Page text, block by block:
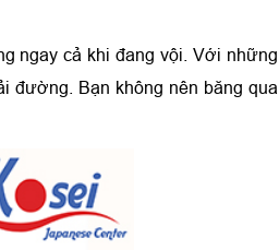
ngay cả khi đang vội. Với những
đường. Bạn không nên băng qua